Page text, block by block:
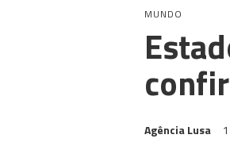
MUNDO
Agência Lusa